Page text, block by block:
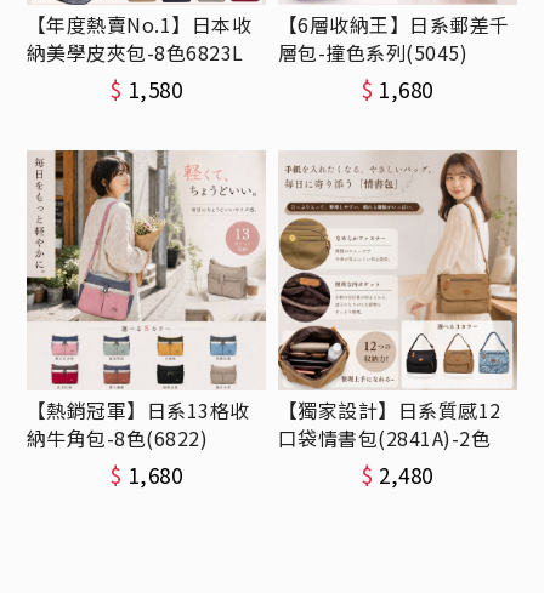
【年度熱賣No.1】日本收
納美學皮夾包-8色6823L
$ 1,580
【6層收納王】日系郵差千
層包-撞色系列(5045)
$ 1,680
【熱銷冠軍】日系13格收
納牛角包-8色(6822)
$ 1,680
【獨家設計】日系質感12
口袋情書包(2841A)-2色
$ 2,480